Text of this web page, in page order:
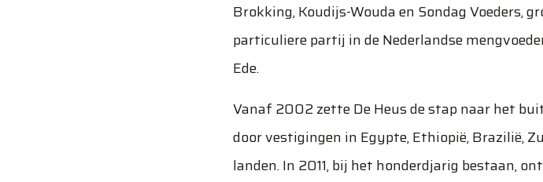
Brokking, Koudijs-Wouda en Sondag Voeders,
particuliere partij in de Nederlandse
Ede.
Vanaf 2002 zette De Heus de stap naar het
door vestigingen in Egypte, Ethiopië, Brazilië,
landen. In 2011, bij het honderdjarig bestaan,